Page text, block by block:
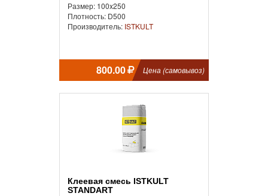
Размер: 100x250
Плотность: D500
Производитель: ISTKULT
800.00 Цена (самовывоз)
Клеевая смесь ISTKULT
STANDART